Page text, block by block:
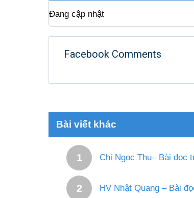
Đang cập nhật
Facebook Comments
Bài viết khác
Chị Ngọc Thu– Bài đọc
HV Nhật Quang – Bài